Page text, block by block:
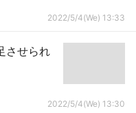
2022/5/4(We) 13:33
させられ
2022/5/4(We) 13:30